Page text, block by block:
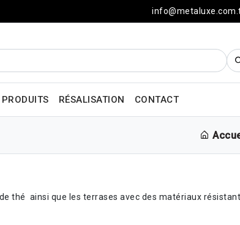
PRODUITS RÉSALISATION CONTACT
thé ainsi que les terrases avec des matériaux